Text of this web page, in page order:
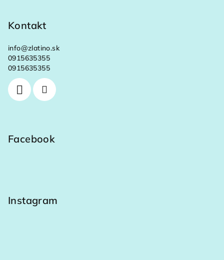
Kontakt
info@zlatino.sk
0915635355
0915635355
Facebook
Instagram